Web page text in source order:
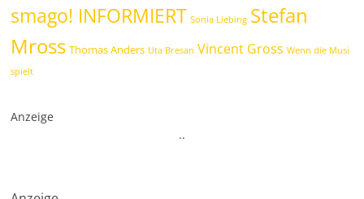
smago! INFORMIERT Sonia Liebing Stefan
Mross Thomas Anders Uta Bresan Vincent Gross Wenn die Musi
spielt
Anzeige
..